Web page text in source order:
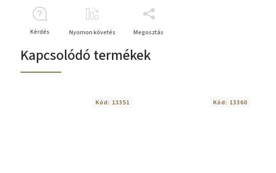
Kérdés Nyomon követés Megosztás
Kapcsolódó termékek
Kód: 13351 Kód: 13360